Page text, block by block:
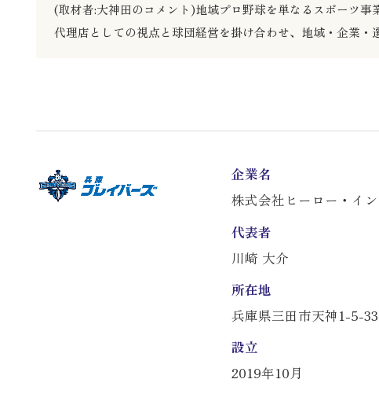
(取材者:大神田のコメント)地域プロ野球を単なるスポーツ
代理店としての視点と球団経営を掛け合わせ、地域・企業
企業名
株式会社ヒーロー・イ
代表者
川崎 大介
所在地
兵庫県三田市天神1-5-
設立
2019年10月